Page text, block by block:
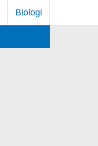
Biologi